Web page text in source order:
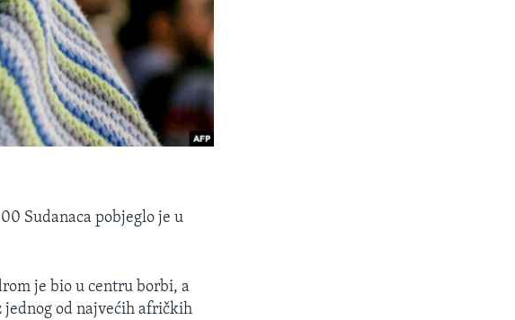
Sudanaca pobjeglo je u
je bio u centru borbi, a
od najvećih afričkih